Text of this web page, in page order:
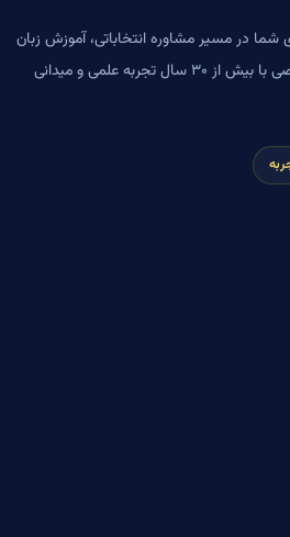
شما در مسیر مشاوره انتخاباتی، آموزش زبان
بدن، فنون مذاکره و برندسازی شخصی با بیش از ۳۰ سال تجربه علمی و میدانی